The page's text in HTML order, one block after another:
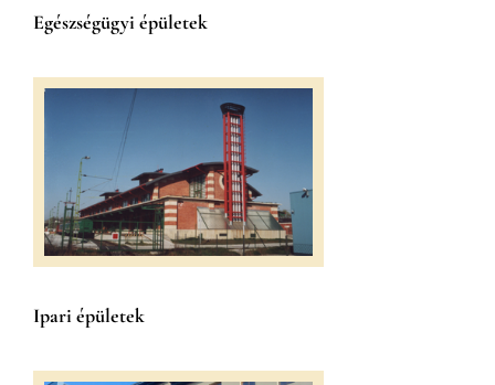
Egészségügyi épületek
Ipari épületek